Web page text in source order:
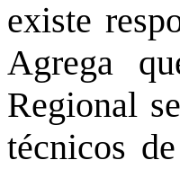
existe
Agrega
Regional
técnicos